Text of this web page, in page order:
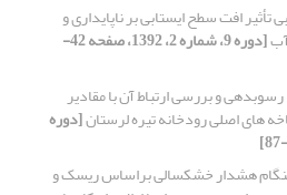
تأثیر افت سطح ایستابی بر ناپایداری و
[دوره 9، شماره 2، 1392، صفحه 42-
رسوبدهی و بررسی ارتباط آن با مقادیر
های اصلی رودخانه تیره لرستان[دوره
هشدار خشکسالی براساس ریسک و